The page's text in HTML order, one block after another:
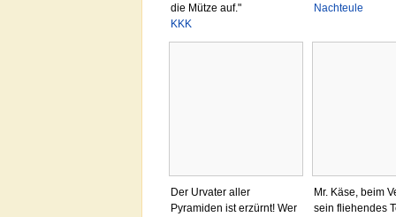
die Mütze auf."
KKK
Nachteule
Der Urvater aller
Pyramiden ist erzürnt! Wer
Mr. Käse, beim
sein fliehendes